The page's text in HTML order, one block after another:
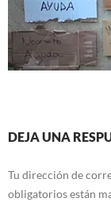
DEJA UNA
Tu dirección de
obligatorios están